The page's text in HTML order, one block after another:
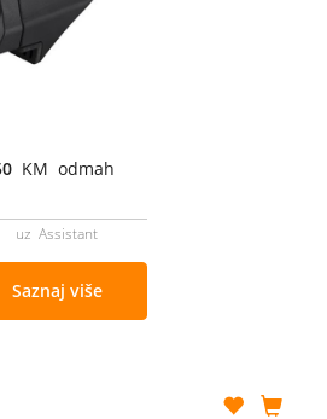
KM odmah
uz Assistant
Saznaj više